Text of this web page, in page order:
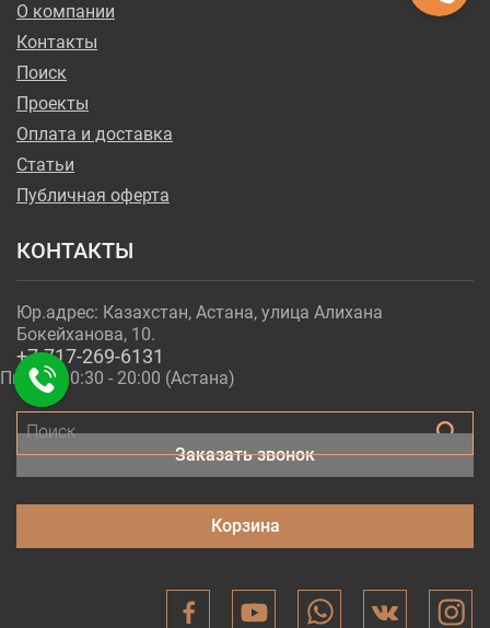
О компании
Контакты
Поиск
Проекты
Оплата и доставка
Статьи
Публичная оферта
КОНТАКТЫ
Юр.адрес: Казахстан, Астана, улица Алихана
Бокейханова, 10.
+7-717-269-6131
Пн - Пт 10:30 - 20:00 (Астана)
Заказать звонок
Корзина